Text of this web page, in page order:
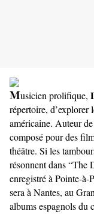
Musicien prolifique,
répertoire, d’explorer
américaine. Auteur
composé pour des
théâtre. Si les
résonnent dans
enregistré à Pointe-à-
sera à Nantes, au
albums espagnols du